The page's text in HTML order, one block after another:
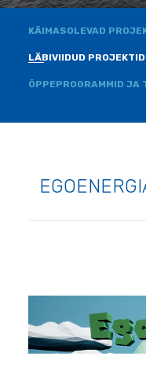
KÄIMASOLEVAD
LÄBIVIIDUD PROJEKTID
ÕPPEPROGRAMMID JA